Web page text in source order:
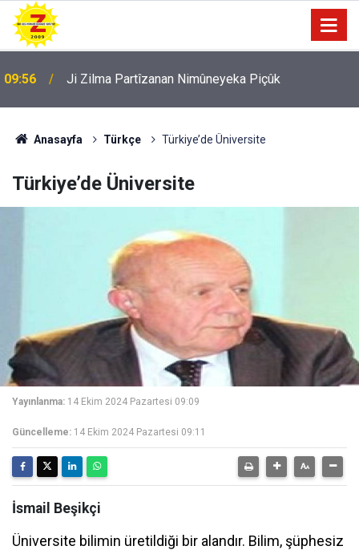
09:56 Ji Zilma Partîzanan Nimûneyeka Piçûk
Anasayfa Türkçe Türkiye’de Üniversite
Türkiye’de Üniversite
Yayınlanma: 14 Ekim 2024 Pazartesi 09:09
Güncelleme: 14 Ekim 2024 Pazartesi 09:11
İsmail Beşikçi
Üniversite bilimin üretildiği bir alandır. Bilim, şüphesiz